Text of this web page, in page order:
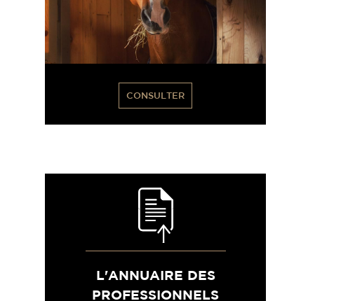
CONSULTER
L'ANNUAIRE DES
PROFESSIONNELS